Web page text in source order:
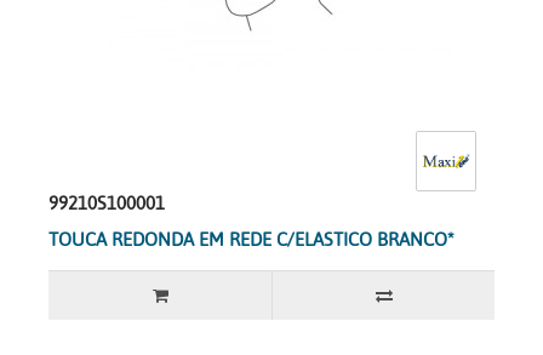
99210S100001
TOUCA REDONDA EM REDE C/ELASTICO BRANCO*